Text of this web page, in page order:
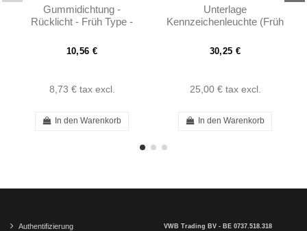
Gummidichtung -
Rücklicht - Früh Type -
10,56 €
8,73 € tax excl.
In den Warenkorb
Unterlage
Kennzeichenleuchte (Früh
401218260097
30,25 €
25,00 € tax excl.
In den Warenkorb
Authentifizierung
VWB Trading BV - BE 0737.518.318